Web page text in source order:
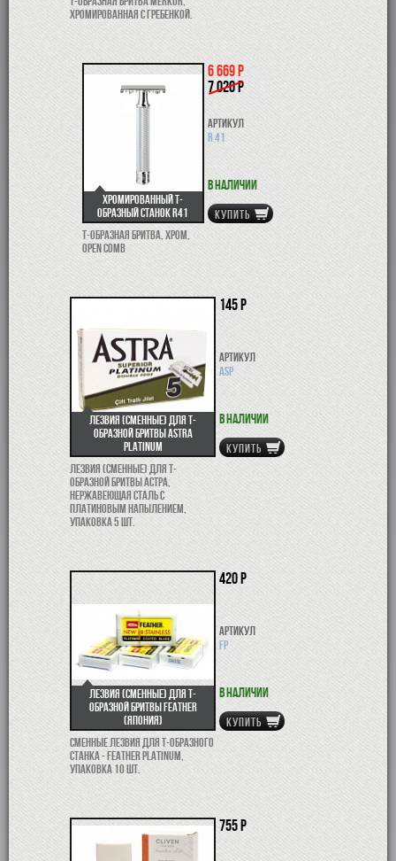
хромированная с гребенкой.
Хромированный Т-
образный станок R41
Т-образная бритва, хром,
open comb
6 669 р
7 020 р
Артикул
R 41
В наличии
КУПИТЬ
Лезвия (сменные) для Т-
образной бритвы Astra
Platinum
Лезвия (сменные) для Т-
образной бритвы Астра,
нержавеющая сталь с
платиновым напылением,
упаковка 5 шт.
145 р
Артикул
ASP
В наличии
КУПИТЬ
Лезвия (сменные) для Т-
образной бритвы Feather
(Япония)
Сменные лезвия для Т-образного
станка - Feather Platinum,
упаковка 10 шт.
420 р
Артикул
FP
В наличии
КУПИТЬ
755 р